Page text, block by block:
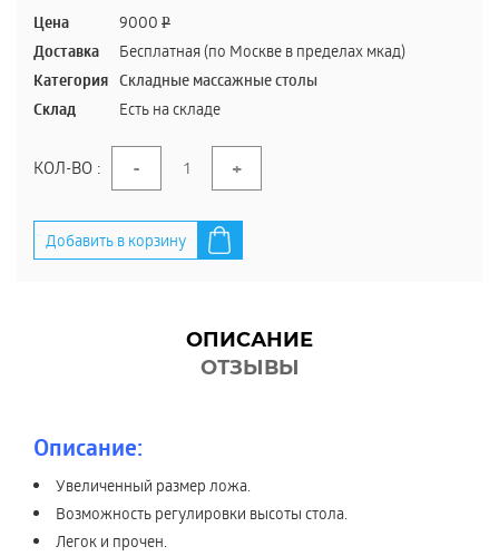
Цена 9000 P
Доставка Бесплатная (по Москве в пределах мкад)
Категория Складные массажные столы
Склад Есть на складе
КОЛ-ВО : - +
Добавить в корзину
ОПИСАНИЕ
ОТЗЫВЫ
Описание:
Увеличенный размер ложа.
Возможность регулировки высоты стола.
Легок и прочен.